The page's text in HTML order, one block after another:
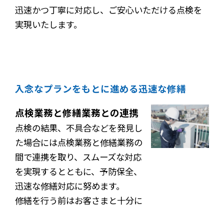
迅速かつ丁寧に対応し、ご安心いただける点検を
実現いたします。
入念なプランをもとに進める迅速な修繕
点検業務と修繕業務との連携
点検の結果、不具合などを発見し
た場合には点検業務と修繕業務の
間で連携を取り、スムーズな対応
を実現するとともに、予防保全、
迅速な修繕対応に努めます。
修繕を行う前はお客さまと十分に